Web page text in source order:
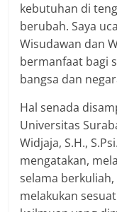
kebutuhan di
berubah. Saya
Wisudawan dan
bermanfaat bagi
bangsa dan
Hal senada
Universitas
Widjaja, S.H.,
mengatakan,
selama
melakukan